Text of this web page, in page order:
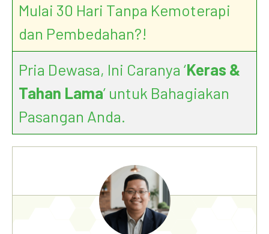
Mulai 30 Hari Tanpa Kemoterapi
dan Pembedahan?!
Pria Dewasa, Ini Caranya ‘Keras &
Tahan Lama’ untuk Bahagiakan
Pasangan Anda.